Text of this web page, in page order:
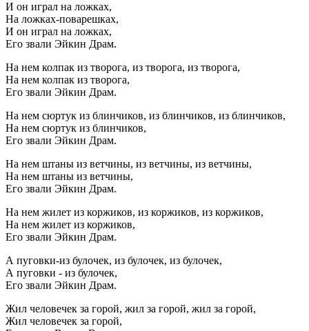
И он играл на ложках,
На ложках-поварешках,
И он играл на ложках,
Его звали Эйкин Драм.
На нем колпак из творога, из творога, из творога,
На нем колпак из творога,
Его звали Эйкин Драм.
На нем сюртук из блинчиков, из блинчиков, из блинчиков,
На нем сюртук из блинчиков,
Его звали Эйкин Драм.
На нем штаны из ветчины, из ветчины, из ветчины,
На нем штаны из ветчины,
Его звали Эйкин Драм.
На нем жилет из коржиков, из коржиков, из коржиков,
На нем жилет из коржиков,
Его звали Эйкин Драм.
А пуговки-из булочек, из булочек, из булочек,
А пуговки - из булочек,
Его звали Эйкин Драм.
Жил человечек за горой, жил за горой, жил за горой,
Жил человечек за горой,